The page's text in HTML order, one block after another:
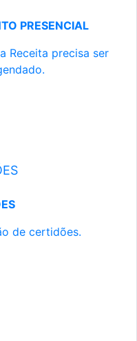
PRESENCIAL
Receita precisa ser
de certidões.